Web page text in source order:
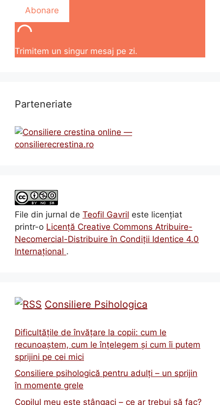
Trimitem un singur mesaj pe zi.
Parteneriate
File din jurnal de Teofil Gavril este licenţiat
printr-o Licenţă Creative Commons Atribuire-
Necomercial-Distribuire în Condiţii Identice 4.0
Internațional .
Consiliere Psihologica
Dificultățile de învățare la copii: cum le
recunoaștem, cum le înțelegem și cum îi putem
sprijini pe cei mici
Consiliere psihologică pentru adulți – un sprijin
în momente grele
Copilul meu este stângaci – ce ar trebui să fac?